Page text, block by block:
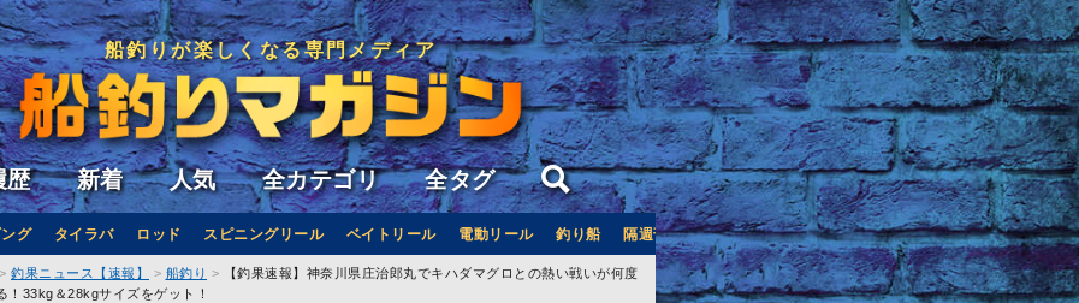
船釣りが楽しくなる専門メディア
歴 新着 人気 全カテゴリ 全タグ
グ タイラバ ロッド スピニングリール ベイトリール 電動リール 釣り船 隔週刊つり情報 釣り船予約サイト「釣割」
釣果ニュース【速報】 船釣り
【釣果速報】神奈川県庄治郎丸でキハダマグロとの熱い戦いが何度
！33kg＆28kgサイズをゲット！